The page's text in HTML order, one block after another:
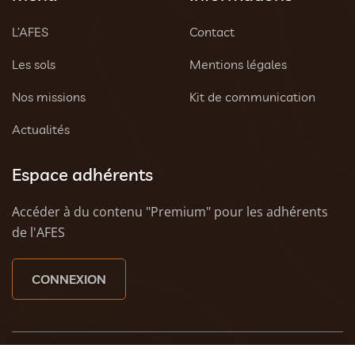
L’AFES
Les sols
Nos missions
Actualités
Contact
Mentions légales
Kit de communication
Espace adhérents
Accéder à du contenu "Premium" pour les adhérents
de l'AFES
CONNEXION